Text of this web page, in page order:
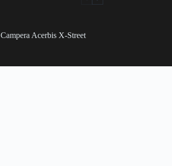
Campera Acerbis X-Street